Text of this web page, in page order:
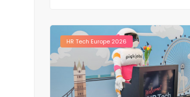
HR Tech Europe 2026